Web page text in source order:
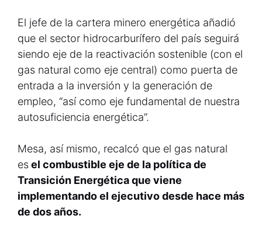
El jefe de la cartera minero energética añadió
que el sector hidrocarburífero del país seguirá
siendo eje de la reactivación sostenible (con el
gas natural como eje central) como puerta de
entrada a la inversión y la generación de
empleo, “así como eje fundamental de nuestra
autosuficiencia energética”.
Mesa, así mismo, recalcó que el gas natural
esel combustible eje de la política de
Transición Energética que viene
implementando el ejecutivo desde hace más
de dos años.